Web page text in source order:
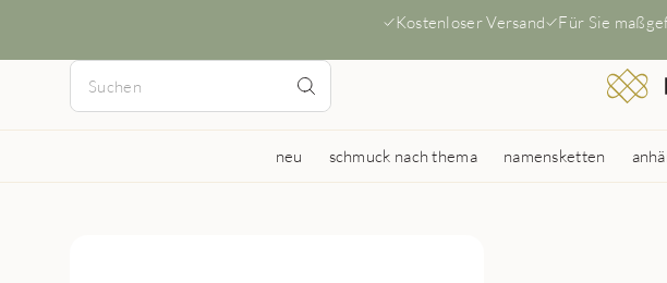
Kostenloser Versand Für Sie
neu schmuck nach thema namensketten